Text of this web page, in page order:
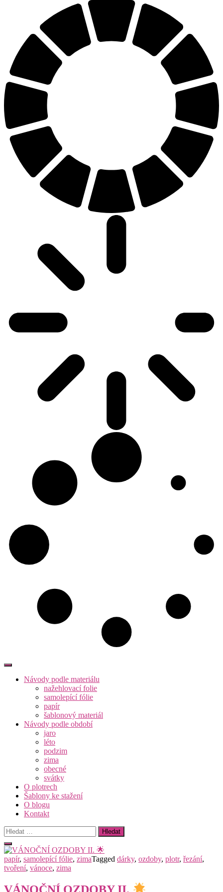
Návody podle materiálu
nažehlovací folie
samolepící fólie
papír
šablonový materiál
Návody podle období
jaro
léto
podzim
zima
obecné
svátky
O plotrech
Šablony ke stažení
O blogu
Kontakt
Vyhledávání
papír, samolepící fólie, zimaTagged dárky, ozdoby, plotr, řezání,
tvoření, vánoce, zima
VÁNOČNÍ OZDOBY II.